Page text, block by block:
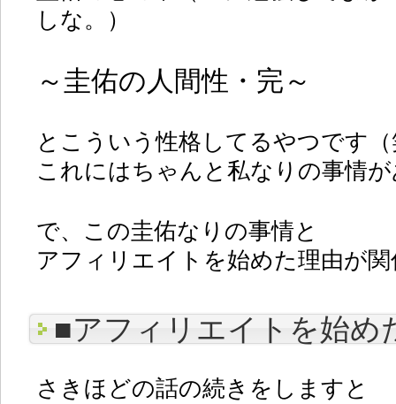
しな。）
～圭佑の人間性・完～
とこういう性格してるやつです（
これにはちゃんと私なりの事情
で、この圭佑なりの事情と
アフィリエイトを始めた理由が
■アフィリエイトを始め
さきほどの話の続きをしますと